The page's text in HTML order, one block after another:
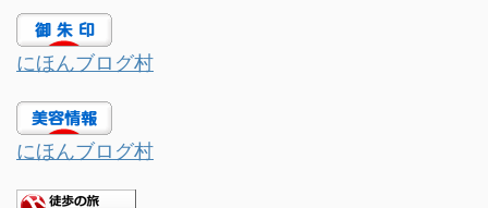
にほんブログ村
にほんブログ村